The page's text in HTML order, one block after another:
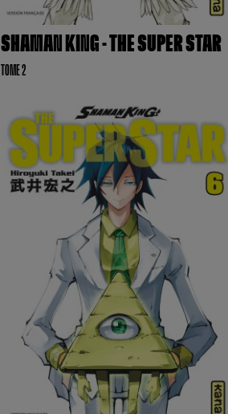
SHAMAN KING - THE SUPER STAR
TOME 2